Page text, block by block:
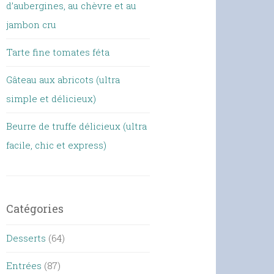
d’aubergines, au chèvre et au
jambon cru
Tarte fine tomates féta
Gâteau aux abricots (ultra
simple et délicieux)
Beurre de truffe délicieux (ultra
facile, chic et express)
Catégories
Desserts (64)
Entrées (87)